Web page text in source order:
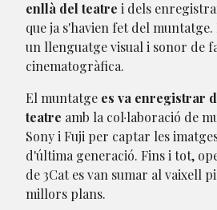
enllà del teatre i dels
que ja s'havien fet del
un llenguatge visual i sonor de
cinematogràfica.
El muntatge es va enregistrar
teatre amb la col·laboració de
Sony i Fuji per captar les
d'última generació. Fins i tot,
de 3Cat es van sumar al vaixell
millors plans.